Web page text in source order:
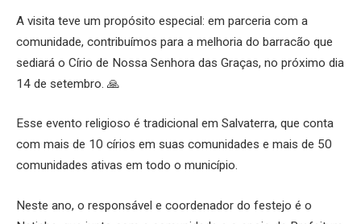
A visita teve um propósito especial: em parceria com a
comunidade, contribuímos para a melhoria do barracão que
sediará o Círio de Nossa Senhora das Graças, no próximo dia
14 de setembro. 🙏
Esse evento religioso é tradicional em Salvaterra, que conta
com mais de 10 círios em suas comunidades e mais de 50
comunidades ativas em todo o município.
Neste ano, o responsável e coordenador do festejo é o